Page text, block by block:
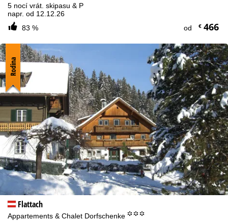
5 nocí vrát. skipasu & P
napr. od 12.12.26
83 %
od €466
Flattach
Appartements & Chalet Dorfschenke °°°
Rodina